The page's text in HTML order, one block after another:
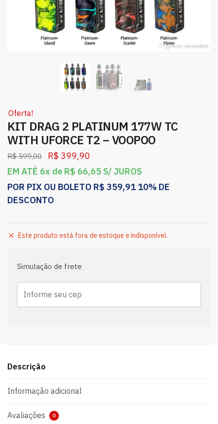
Oferta!
KIT DRAG 2 PLATINUM 177W TC
WITH UFORCE T2 – VOOPOO
R$599,00 R$ 399,90
EM ATÉ 6x de R$ 66,65 S/ JUROS
POR PIX OU BOLETO R$ 359,91 10% DE
DESCONTO
Este produto está fora de estoque e indisponível.
Simulação de frete
Descrição
Informação adicional
Avaliações 0